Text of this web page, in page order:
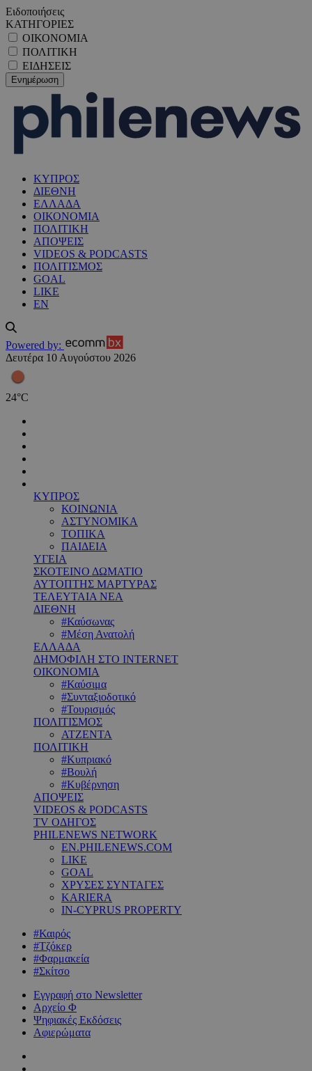
Ειδοποιήσεις
ΚΑΤΗΓΟΡΙΕΣ
ΟΙΚΟΝΟΜΙΑ
ΠΟΛΙΤΙΚΗ
ΕΙΔΗΣΕΙΣ
ΚΥΠΡΟΣ
ΔΙΕΘΝΗ
ΕΛΛΑΔΑ
ΟΙΚΟΝΟΜΙΑ
ΠΟΛΙΤΙΚΗ
ΑΠΟΨΕΙΣ
VIDEOS & PODCASTS
ΠΟΛΙΤΙΣΜΟΣ
GOAL
LIKE
EN
Powered by:
Δευτέρα 10 Αυγούστου 2026
24°C
ΚΥΠΡΟΣ
ΚΟΙΝΩΝΙΑ
ΑΣΤΥΝΟΜΙΚΑ
ΤΟΠΙΚΑ
ΠΑΙΔΕΙΑ
ΥΓΕΙΑ
ΣΚΟΤΕΙΝΟ ΔΩΜΑΤΙΟ
ΑΥΤΟΠΤΗΣ ΜΑΡΤΥΡΑΣ
ΤΕΛΕΥΤΑΙΑ ΝΕΑ
ΔΙΕΘΝΗ
#Καύσωνας
#Μέση Ανατολή
ΕΛΛΑΔΑ
ΔΗΜΟΦΙΛΗ ΣΤΟ INTERNET
ΟΙΚΟΝΟΜΙΑ
#Καύσιμα
#Συνταξιοδοτικό
#Τουρισμός
ΠΟΛΙΤΙΣΜΟΣ
ΑΤΖΕΝΤΑ
ΠΟΛΙΤΙΚΗ
#Κυπριακό
#Βουλή
#Κυβέρνηση
ΑΠΟΨΕΙΣ
VIDEOS & PODCASTS
TV ΟΔΗΓΟΣ
PHILENEWS NETWORK
EN.PHILENEWS.COM
LIKE
GOAL
ΧΡΥΣΕΣ ΣΥΝΤΑΓΕΣ
KARIERA
IN-CYPRUS PROPERTY
#Καιρός
#Τζόκερ
#Φαρμακεία
#Σκίτσο
Εγγραφή στο Newsletter
Αρχείο Φ
Ψηφιακές Εκδόσεις
Αφιερώματα